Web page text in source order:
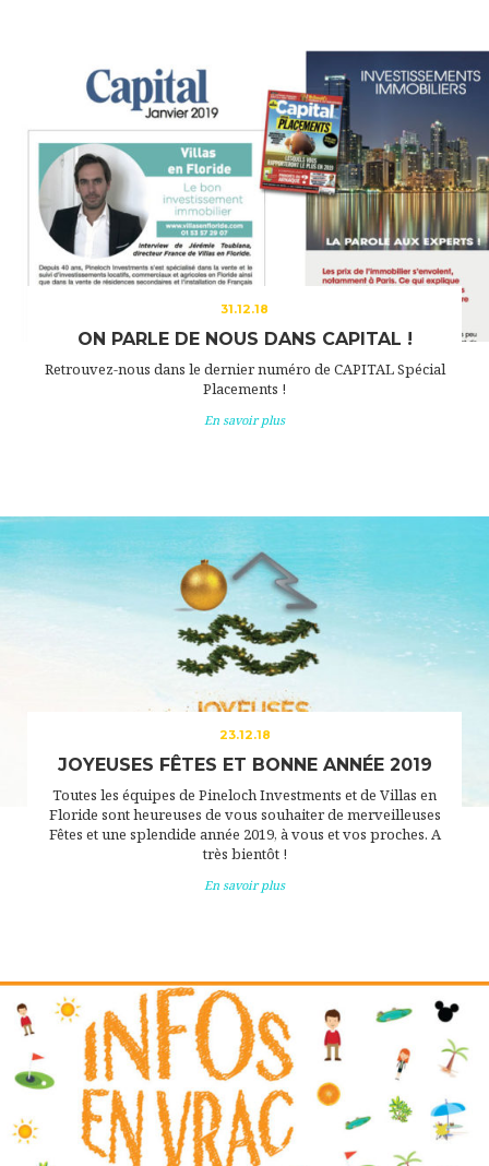
31.12.18
ON PARLE DE NOUS DANS CAPITAL !
Retrouvez-nous dans le dernier numéro de CAPITAL Spécial
Placements !
En savoir plus
23.12.18
JOYEUSES FÊTES ET BONNE ANNÉE 2019
Toutes les équipes de Pineloch Investments et de Villas en
Floride sont heureuses de vous souhaiter de merveilleuses
Fêtes et une splendide année 2019, à vous et vos proches. A
très bientôt !
En savoir plus